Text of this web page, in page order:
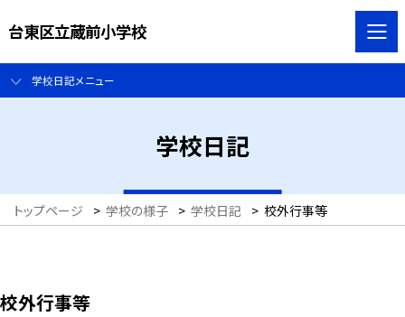
台東区立蔵前小学校
学校日記メニュー
学校日記
トップページ > 学校の様子 > 学校日記 > 校外行事等
校外行事等